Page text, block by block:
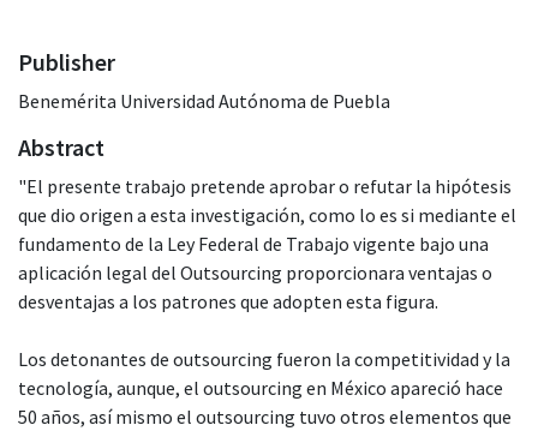
Publisher
Benemérita Universidad Autónoma de Puebla
Abstract
"El presente trabajo pretende aprobar o refutar la hipótesis
que dio origen a esta investigación, como lo es si mediante el
fundamento de la Ley Federal de Trabajo vigente bajo una
aplicación legal del Outsourcing proporcionara ventajas o
desventajas a los patrones que adopten esta figura.
Los detonantes de outsourcing fueron la competitividad y la
tecnología, aunque, el outsourcing en México apareció hace
50 años, así mismo el outsourcing tuvo otros elementos que